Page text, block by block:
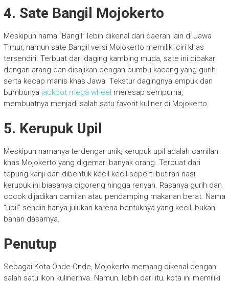
4. Sate Bangil Mojokerto
Meskipun nama “Bangil” lebih dikenal dari daerah lain di Jawa
Timur, namun sate Bangil versi Mojokerto memiliki ciri khas
tersendiri. Terbuat dari daging kambing muda, sate ini dibakar
dengan arang dan disajikan dengan bumbu kacang yang gurih
serta kecap manis khas Jawa. Tekstur dagingnya empuk dan
bumbunya jackpot mega wheel meresap sempurna,
membuatnya menjadi salah satu favorit kuliner di Mojokerto.
5. Kerupuk Upil
Meskipun namanya terdengar unik, kerupuk upil adalah camilan
khas Mojokerto yang digemari banyak orang. Terbuat dari
tepung kanji dan dibentuk kecil-kecil seperti butiran nasi,
kerupuk ini biasanya digoreng hingga renyah. Rasanya gurih dan
cocok dijadikan camilan atau pendamping makanan berat. Nama
“upil” sendiri hanya julukan karena bentuknya yang kecil, bukan
bahan dasarnya.
Penutup
Sebagai Kota Onde-Onde, Mojokerto memang dikenal dengan
salah satu ikon kulinernya. Namun, lebih dari itu, kota ini memiliki